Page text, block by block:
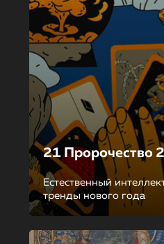
21 Пророчество
Естественный
тренды нового года